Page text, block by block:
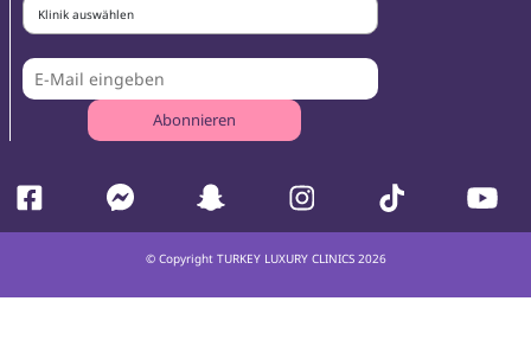
Klinik auswählen
Abonnieren
© Copyright TURKEY LUXURY CLINICS 2026